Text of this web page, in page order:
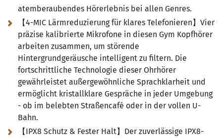
atemberaubendes Hörerlebnis bei allen Genres.
【4-MIC Lärmreduzierung für klares Telefonieren】Vier
präzise kalibrierte Mikrofone in diesen Gym Kopfhörer
arbeiten zusammen, um störende
Hintergrundgeräusche intelligent zu filtern. Die
fortschrittliche Technologie dieser Ohrhörer
gewährleistet außergewöhnliche Sprachklarheit und
ermöglicht kristallklare Gespräche in jeder Umgebung
- ob im belebten Straßencafé oder in der vollen U-
Bahn.
【IPX8 Schutz & Fester Halt】Der zuverlässige IPX8-